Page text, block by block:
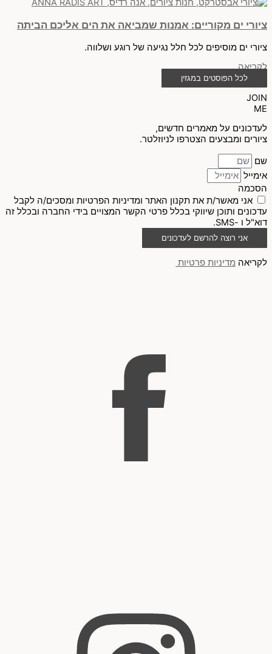
ציורי ים מקוריים: אמנות שמביאה את הים אליכם הביתה
ציורי ים מוסיפים לכל חלל נגיעה של רוגע ושלווה.
לקריאה
לכל הפוסטים במגזין
JOIN
ME
לעדכונים על מאמרים חדשים,
ציורים ומבצעים הצטרפו לניוזלטר.
שם
אימייל
הסכמה
אני מאשר/ת את תקנון האתר ומדיניות הפרטיות ומסכים/ה לקבל
עדכונים ותוכן שיווקי בכלל פרטי הקשר המצויים בידי החברה ובכלל זה
דוא"ל ו -SMS.
אני רוצה להרשם לעדכונים
לקריאה מדיניות פרטיות